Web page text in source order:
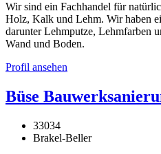
Wir sind ein Fachhandel für
Holz, Kalk und Lehm. Wir haben
darunter Lehmputze, Lehmfarben
Wand und Boden.
Profil ansehen
Büse
33034
Brakel-Beller